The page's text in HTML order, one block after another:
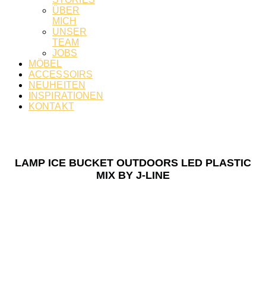
ÜBER
MICH
UNSER
TEAM
JOBS
MÖBEL
ACCESSOIRS
NEUHEITEN
INSPIRATIONEN
KONTAKT
LAMP ICE BUCKET OUTDOORS LED PLASTIC
MIX BY J-LINE